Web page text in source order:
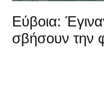
Εύβοια:
σβήσουν την